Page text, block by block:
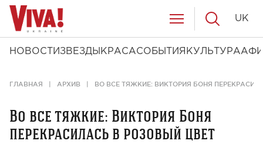
НОВОСТИ ЗВЕЗДЫ КРАСАСОБЫТИЯ КУЛЬТУРА
UK
ГЛАВНАЯ АРХИВ ВО ВСЕ ТЯЖКИЕ: ВИКТОРИЯ БОНЯ
Во все тяжкие: Виктория Боня
перекрасилась в розовый цвет